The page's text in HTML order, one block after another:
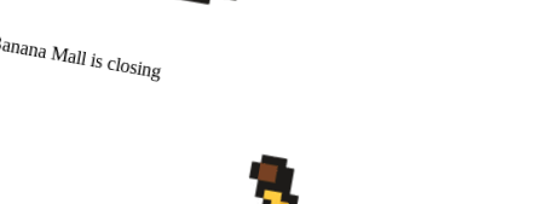
Mall is closing